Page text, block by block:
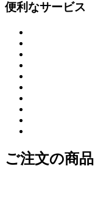
便利なサービス
ご注文の商品